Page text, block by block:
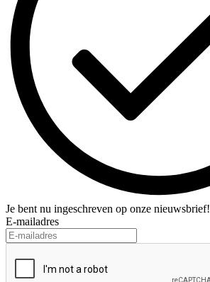
Je bent nu ingeschreven op onze nieuwsbrief!
E-mailadres